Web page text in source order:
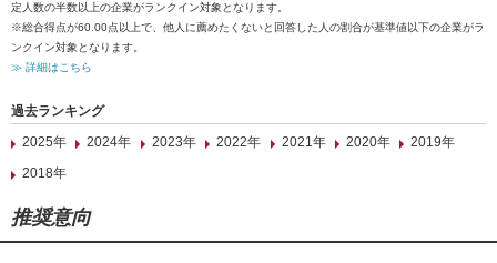
定人数の半数以上の企業がランクイン対象となります。
※総合得点が60.00点以上で、他人に薦めたくないと回答した人の割合が基準値以下の企業がラ
ンクイン対象となります。
≫ 詳細はこちら
過去ランキング
2025年
2024年 2023年 2022年 2021年 2020年
2019年
2018年
推奨意向